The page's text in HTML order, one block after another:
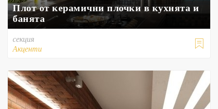
Плот от керамични плочки в кухнята и
банята

секция
Акценти